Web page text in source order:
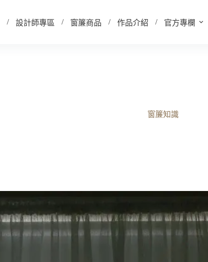
設計師專區 窗簾商品 作品介紹 官方專欄
窗簾知識